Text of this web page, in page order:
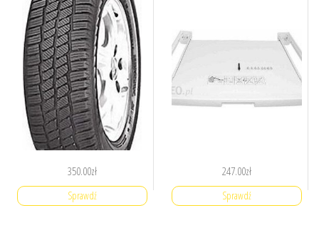
350.00zł
Sprawdź
247.00zł
Sprawdź